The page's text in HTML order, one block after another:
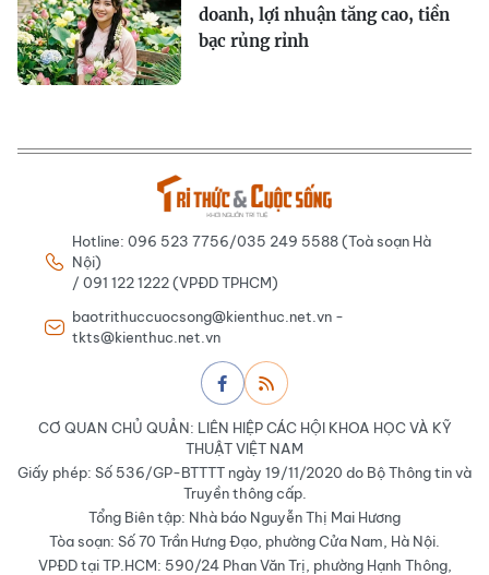
doanh, lợi nhuận tăng cao, tiền
bạc rủng rỉnh
Hotline: 096 523 7756/035 249 5588 (Toà soạn Hà
Nội)
/ 091 122 1222 (VPĐD TPHCM)
baotrithuccuocsong@kienthuc.net.vn -
tkts@kienthuc.net.vn
CƠ QUAN CHỦ QUẢN: LIÊN HIỆP CÁC HỘI KHOA HỌC VÀ KỸ
THUẬT VIỆT NAM
Giấy phép: Số 536/GP-BTTTT ngày 19/11/2020 do Bộ Thông tin và
Truyền thông cấp.
Tổng Biên tập: Nhà báo Nguyễn Thị Mai Hương
Tòa soạn: Số 70 Trần Hưng Đạo, phường Cửa Nam, Hà Nội.
VPĐD tại TP.HCM: 590/24 Phan Văn Trị, phường Hạnh Thông,